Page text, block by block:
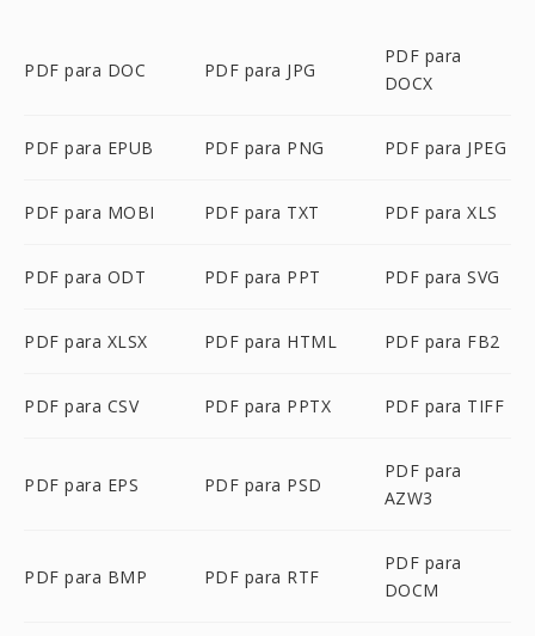
PDF para DOC PDF para JPG
PDF para
DOCX
PDF para EPUB PDF para PNG PDF para JPEG
PDF para MOBI PDF para TXT PDF para XLS
PDF para ODT PDF para PPT PDF para SVG
PDF para XLSX PDF para HTML PDF para FB2
PDF para CSV PDF para PPTX PDF para TIFF
PDF para EPS PDF para PSD
PDF para
AZW3
PDF para BMP PDF para RTF
PDF para
DOCM